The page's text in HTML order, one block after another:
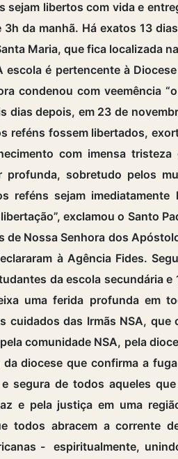
libertos com vida e
da manhã. Há exatos 13
Maria, que fica localizada
é pertencente à
condenou com veemência
dias depois, em 23 de
reféns fossem libertados,
com imensa
sobretudo pelos
reféns sejam
exclamou o Santo
de Nossa Senhora dos
à Agência Fides.
da escola secundária e
uma ferida profunda em
das Irmãs NSA, que
comunidade NSA, pela
diocese que confirma a
segura de todos aqueles
e pela justiça em uma
todos abracem a corrente
- espiritualmente,